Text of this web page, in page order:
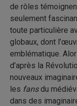
de rôles
seulement
toute particulière
globaux, dont
emblématique.
d’après la
nouveaux
les fansdu
dans des